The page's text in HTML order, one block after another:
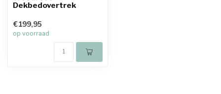
Dekbedovertrek
€199,95
op voorraad